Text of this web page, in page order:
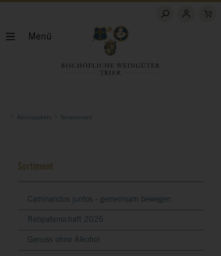
Aktionspakete Terrassenzeit
Sortiment
Caminandos juntos - gemeinsam bewegen
Rebpatenschaft 2026
Genuss ohne Alkohol
Menü